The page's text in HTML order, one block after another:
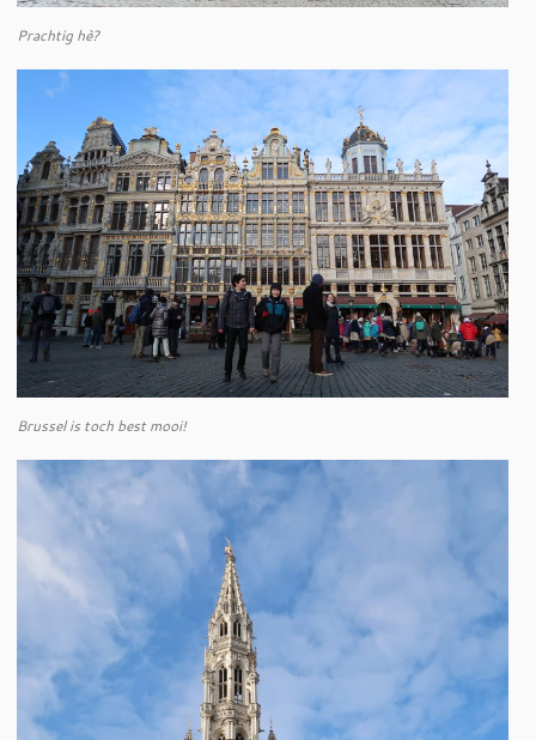
Prachtig hè?
Brussel is toch best mooi!